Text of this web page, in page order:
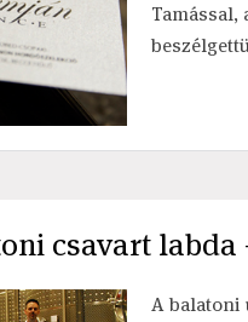
Tamással,
csavart labda
A balatoni